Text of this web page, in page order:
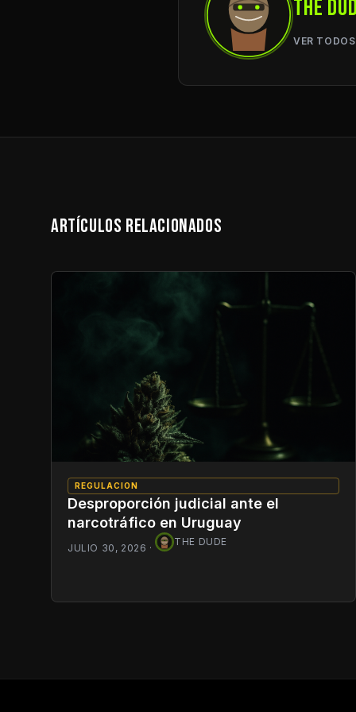
THE
VER
ARTÍCULOS RELACIONADOS
REGULACION
Desproporción judicial ante el
narcotráfico en Uruguay
JULIO 30, 2026 ·
THE DUDE